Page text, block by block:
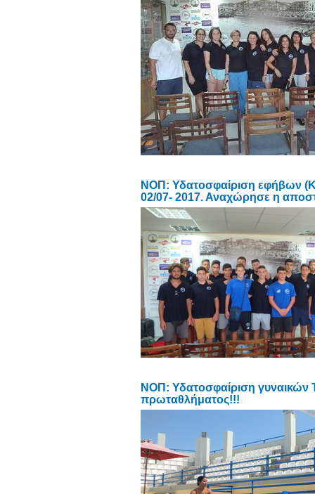
ΝΟΠ: Υδατοσφαίριση εφήβων
02/07- 2017. Αναχώρησε η
NOΠ: Υδατοσφαίριση γυναικών
πρωταθλήματος!!!